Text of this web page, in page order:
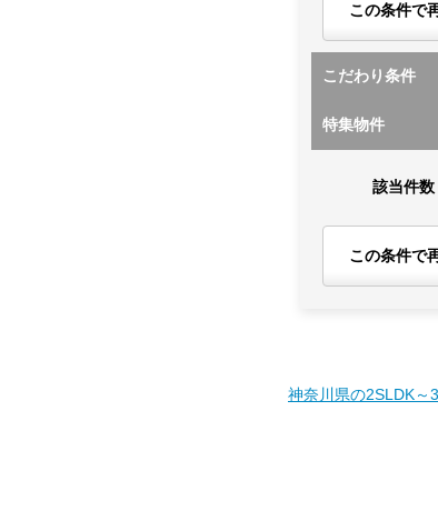
この条件で
こだわり条件
特集物件
該当件数
この条件で
神奈川県の2SLDK～